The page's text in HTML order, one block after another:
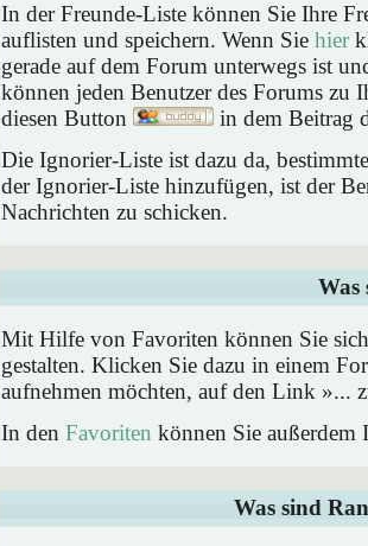
In der Freunde-Liste können Sie Ihre
auflisten und speichern. Wenn Sie hier
gerade auf dem Forum unterwegs ist
können jeden Benutzer des Forums zu
diesen Button
in dem Beitrag
Die Ignorier-Liste ist dazu da,
der Ignorier-Liste hinzufügen, ist der
Nachrichten zu schicken.
Was
Mit Hilfe von Favoriten können Sie
gestalten. Klicken Sie dazu in einem
aufnehmen möchten, auf den Link »...
In den Favoriten können Sie
Was sind